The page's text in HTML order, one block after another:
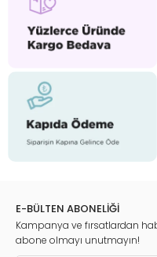
E-BÜLTEN ABONELİĞİ
Kampanya ve fırsatlardan
abone olmayı unutmayın!